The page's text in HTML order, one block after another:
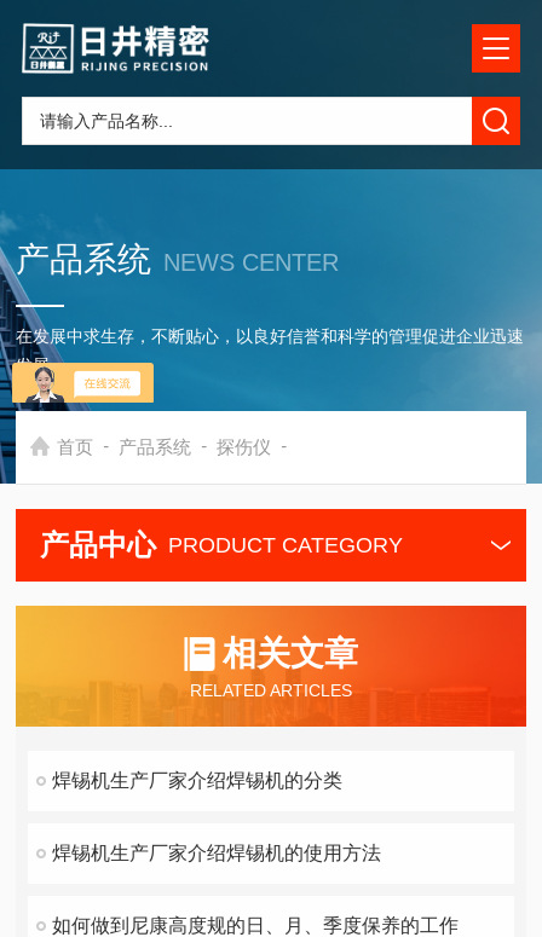
产品系统 NEWS CENTER
在发展中求生存，不断贴心，以良好信誉和科学的管理促进企业迅速
发展
首页 - 产品系统 - 探伤仪 -
产品中心 PRODUCT CATEGORY
相关文章
RELATED ARTICLES
焊锡机生产厂家介绍焊锡机的分类
焊锡机生产厂家介绍焊锡机的使用方法
如何做到尼康高度规的日、月、季度保养的工作